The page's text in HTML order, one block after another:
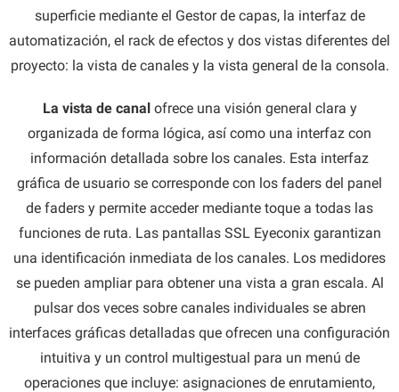
superficie mediante el Gestor de capas, la interfaz de
automatización, el rack de efectos y dos vistas diferentes del
proyecto: la vista de canales y la vista general de la consola.
La vista de canalofrece una visión general clara y
organizada de forma lógica, así como una interfaz con
información detallada sobre los canales. Esta interfaz
gráfica de usuario se corresponde con los faders del panel
de faders y permite acceder mediante toque a todas las
funciones de ruta. Las pantallas SSL Eyeconix garantizan
una identificación inmediata de los canales. Los medidores
se pueden ampliar para obtener una vista a gran escala. Al
pulsar dos veces sobre canales individuales se abren
interfaces gráficas detalladas que ofrecen una configuración
intuitiva y un control multigestual para un menú de
operaciones que incluye: asignaciones de enrutamiento,